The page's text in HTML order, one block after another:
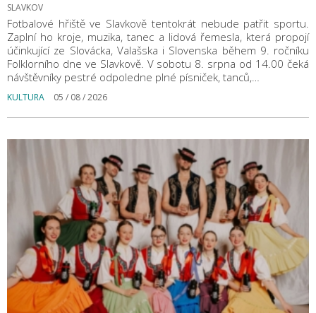
SLAVKOV
Fotbalové hřiště ve Slavkově tentokrát nebude patřit sportu.
Zaplní ho kroje, muzika, tanec a lidová řemesla, která propojí
účinkující ze Slovácka, Valašska i Slovenska během 9. ročníku
Folklorního dne ve Slavkově. V sobotu 8. srpna od 14.00 čeká
návštěvníky pestré odpoledne plné písniček, tanců,…
KULTURA 05 / 08 / 2026